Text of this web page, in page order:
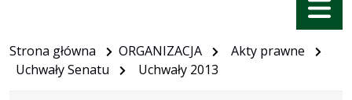
Menu
Strona główna ORGANIZACJA
Akty prawne
Uchwały Senatu
Uchwały 2013